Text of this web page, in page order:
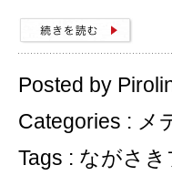
Posted by
Categories : メ
Tags : ながさき